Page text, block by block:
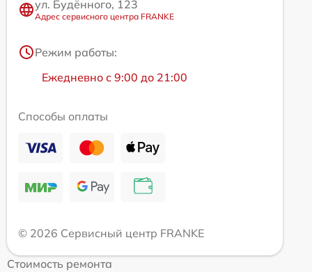
ул. Будённого, 123
Адрес сервисного центра FRANKE
Режим работы:
Ежедневно с 9:00 до 21:00
Способы оплаты
© 2026 Сервисный центр FRANKE
Стоимость ремонта